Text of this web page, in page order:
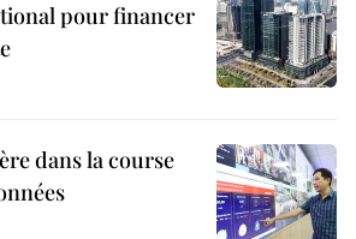
pour financer
dans la course